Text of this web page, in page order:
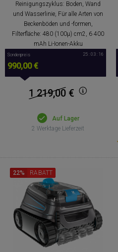
Reinigungszyklus: Boden, Wand
und Wasserlinie, Für alle Arten von
Beckenböden und -formen,
Filterfläche: 480 (100µ) cm2, 6 400
mAh Li-Ionen-Akku
Sonderpreis
990,00 €
25 : 03 : 15
1 219,00 €
Auf Lager
2 Werktage Lieferzeit
22% RABATT